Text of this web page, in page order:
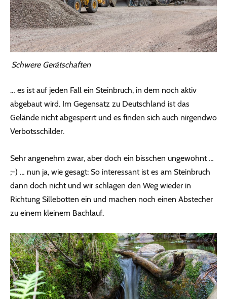
Schwere Gerätschaften
… es ist auf jeden Fall ein Steinbruch, in dem noch aktiv
abgebaut wird. Im Gegensatz zu Deutschland ist das
Gelände nicht abgesperrt und es finden sich auch nirgendwo
Verbotsschilder.
Sehr angenehm zwar, aber doch ein bisschen ungewohnt …
;-) … nun ja, wie gesagt: So interessant ist es am Steinbruch
dann doch nicht und wir schlagen den Weg wieder in
Richtung Sillebotten ein und machen noch einen Abstecher
zu einem kleinem Bachlauf.